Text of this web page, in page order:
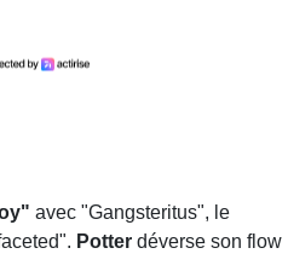
avec "Gangsteritus", le
Potter déverse son flow